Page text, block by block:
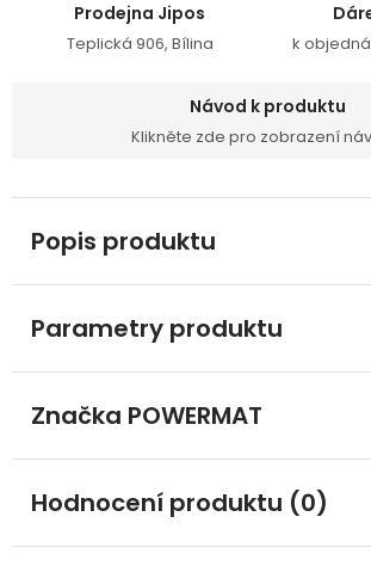
Prodejna Jipos
Teplická 906, Bílina k
Návod k produktu
Klikněte zde pro zobrazení
Popis produktu
Parametry produktu
Značka POWERMAT
Hodnocení produktu (0)